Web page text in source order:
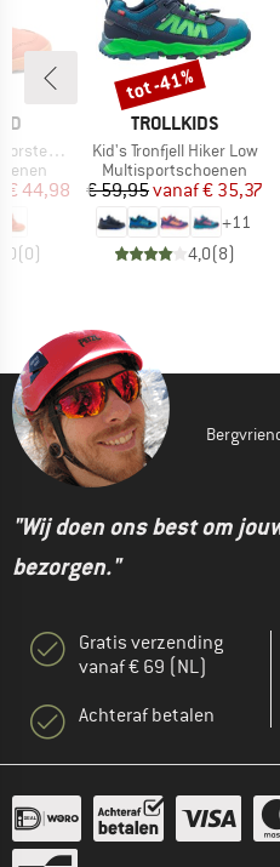
Tex
prijs
€ 44,98
(0)
MERK
TROLLKIDS
Artikel
Kid's Tronfjell Hiker Low
Productgroep
Multisportschoenen
Prijs
€ 59,95 Verlaagde prijs
vanaf€ 35,37
+11
4,0(8)
Korting
tot -41%
"Wij doen ons best om
bezorgen."
Gratis verzending
vanaf € 69 (NL)
Achteraf betalen